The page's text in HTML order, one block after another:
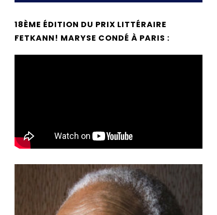
18ÈME ÉDITION DU PRIX LITTÉRAIRE
FETKANN! MARYSE CONDÉ À PARIS :